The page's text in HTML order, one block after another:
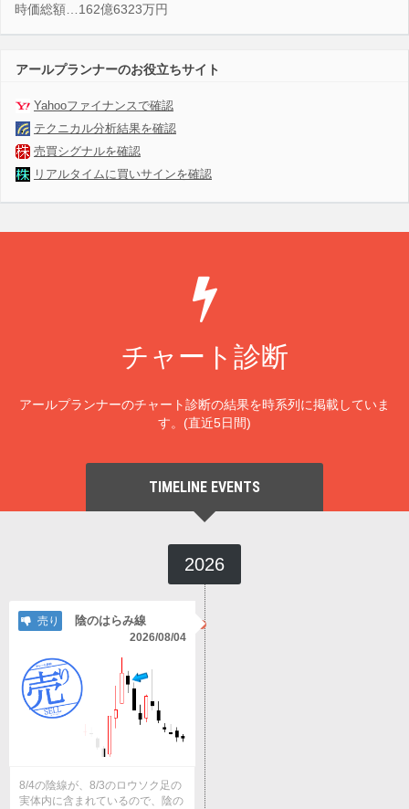
時価総額…162億6323万円
アールプランナーのお役立ちサイト
Yahooファイナンスで確認
テクニカル分析結果を確認
売買シグナルを確認
リアルタイムに買いサインを確認
チャート診断
アールプランナーのチャート診断の結果を時系列に掲載していま
す。(直近5日間)
TIMELINE EVENTS
2026
売り 陰のはらみ線
2026/08/04
8/4の陰線が、8/3のロウソク足の
実体内に含まれているので、陰の